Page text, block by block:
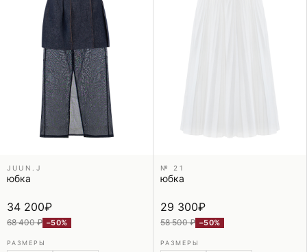
JUUN.J
юбка
34 200₽
68 400 ₽ −50%
РАЗМЕРЫ
№ 21
юбка
29 300₽
58 500 ₽ −50%
РАЗМЕРЫ